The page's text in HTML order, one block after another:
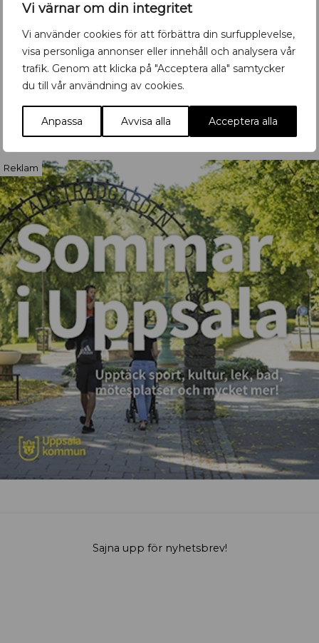
Vi värnar om din integritet
Vi använder cookies för att förbättra din surfupplevelse,
visa personliga annonser eller innehåll och analysera vår
trafik. Genom att klicka på "Acceptera alla" samtycker
du till vår användning av cookies.
Anpassa Avvisa alla Acceptera alla
Vill du synas med ditt
evenemang?
Reklam
Sajna upp för nyhetsbrev!